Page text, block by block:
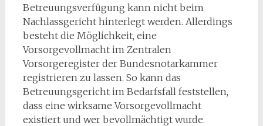
Betreuungsverfügung kann nicht beim
Nachlassgericht hinterlegt werden. Allerdings
besteht die Möglichkeit, eine
Vorsorgevollmacht im Zentralen
Vorsorgeregister der Bundesnotarkammer
registrieren zu lassen. So kann das
Betreuungsgericht im Bedarfsfall feststellen,
dass eine wirksame Vorsorgevollmacht
existiert und wer bevollmächtigt wurde.